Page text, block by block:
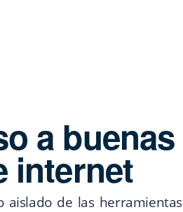
a buenas
internet
aislado de las herramientas